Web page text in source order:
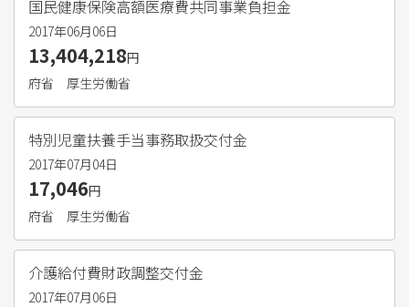
国民健康保険高額医療費共同事業負担金
2017年06月06日
13,404,218円
府省
厚生労働省
特別児童扶養手当事務取扱交付金
2017年07月04日
17,046円
府省
厚生労働省
介護給付費財政調整交付金
2017年07月06日